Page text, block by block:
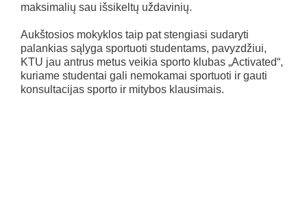
maksimalių sau išsikeltų uždavinių.
Aukštosios mokyklos taip pat stengiasi sudaryti
palankias sąlyga sportuoti studentams, pavyzdžiui,
KTU jau antrus metus veikia sporto klubas „Activated“,
kuriame studentai gali nemokamai sportuoti ir gauti
konsultacijas sporto ir mitybos klausimais.